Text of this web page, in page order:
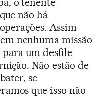
não há
Assim
nenhuma missão
para um desfile
Não estão de
se
que isso não